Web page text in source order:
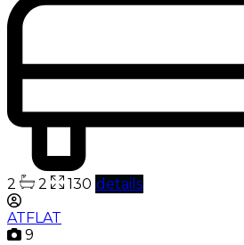
2 2 130 details
ATFLAT
9